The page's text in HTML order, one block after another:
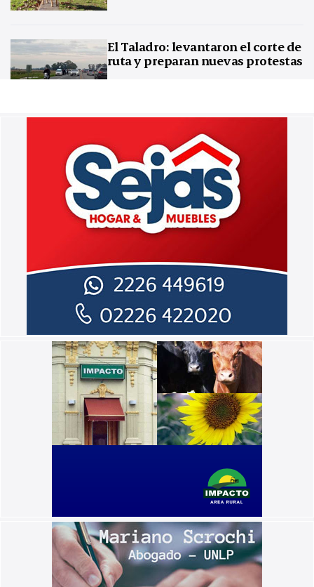
El Taladro: levantaron el corte de
ruta y preparan nuevas protestas